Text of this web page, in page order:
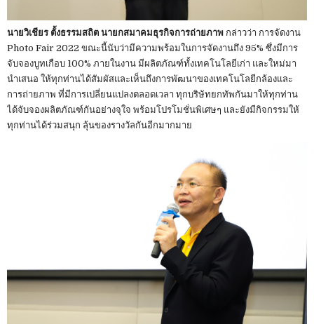
นายวิเชียร ตั้งธรรมสถิต นายกสมาคมธุรกิจการถ่ายภาพ กล่าวว่า การจัดงาน
Photo Fair 2022 ขณะนี้นับว่ามีความพร้อมในการจัดงานถึง 95% ซึ่งมีการ
จับจองบูทเกือบ 100% ภายในงาน มีผลิตภัณฑ์ทั้งเทคโนโลยีเก่า และใหม่มา
นำเสนอ ให้ทุกท่านได้สัมผัสและเห็นถึงการพัฒนาของเทคโนโลยีกล้องและ
การถ่ายภาพ ที่มีการเปลี่ยนแปลงตลอดเวลา ทุกบริษัทยกทัพกันมาให้ทุกท่าน
ได้จับจองผลิตภัณฑ์กันอย่างจุใจ พร้อมโปรโมชั่นพิเศษๆ และยังมีกิจกรรมให้
ทุกท่านได้ร่วมสนุก ลุ้นของรางวัลกันอีกมากมาย